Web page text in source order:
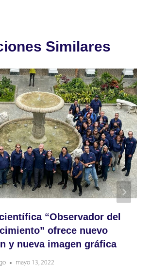
Similares
“Observador del
ofrece nuevo
y nueva imagen gráfica
mayo 13, 2022